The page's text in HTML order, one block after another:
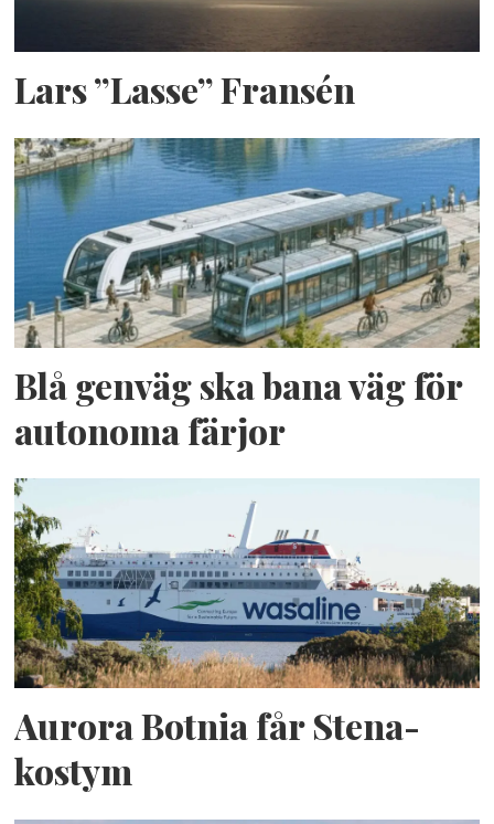
Lars ”Lasse” Fransén
Blå genväg ska bana väg för
autonoma färjor
Aurora Botnia får Stena-
kostym